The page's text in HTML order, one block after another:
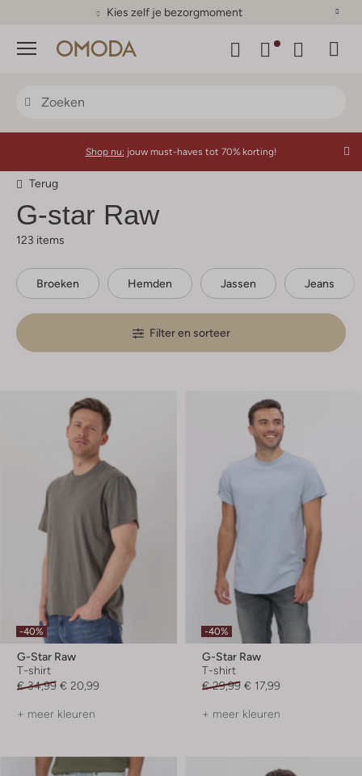
Kies zelf je bezorgmoment
Menu
Shop nu: jouw must-haves tot 70% korting!
Terug
G-star Raw
123 items
Broeken Hemden Jassen Jeans
Filter en sorteer
-40%
G-Star Raw
T-shirt
€ 34,99 € 20,99
+ meer kleuren
-40%
G-Star Raw
T-shirt
€ 29,99 € 17,99
+ meer kleuren